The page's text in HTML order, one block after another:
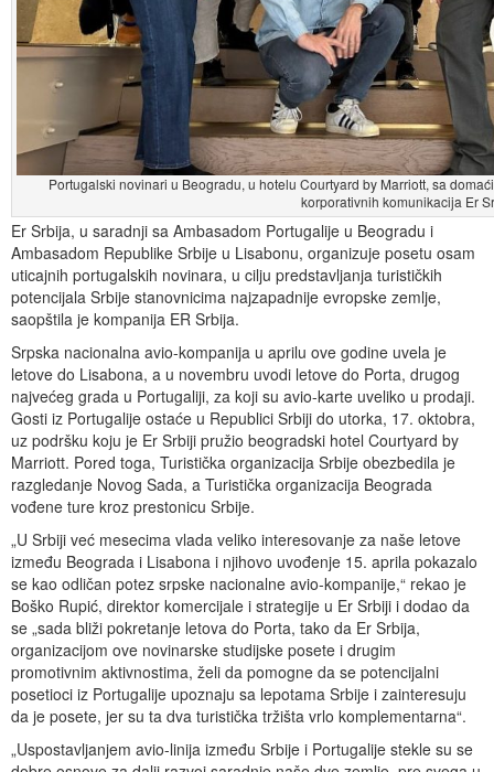
Portugalski novinari u Beogradu, u hotelu Courtyard by Marriott, sa
korporativnih komunikacija Er
Er Srbija, u saradnji sa Ambasadom Portugalije u Beogradu i
Ambasadom Republike Srbije u Lisabonu, organizuje posetu osam
uticajnih portugalskih novinara, u cilju predstavljanja turističkih
potencijala Srbije stanovnicima najzapadnije evropske zemlje,
saopštila je kompanija ER Srbija.
Srpska nacionalna avio-kompanija u aprilu ove godine uvela je
letove do Lisabona, a u novembru uvodi letove do Porta, drugog
najvećeg grada u Portugaliji, za koji su avio-karte uveliko u prodaji.
Gosti iz Portugalije ostaće u Republici Srbiji do utorka, 17. oktobra,
uz podršku koju je Er Srbiji pružio beogradski hotel Courtyard by
Marriott. Pored toga, Turistička organizacija Srbije obezbedila je
razgledanje Novog Sada, a Turistička organizacija Beograda
vođene ture kroz prestonicu Srbije.
„U Srbiji već mesecima vlada veliko interesovanje za naše letove
između Beograda i Lisabona i njihovo uvođenje 15. aprila pokazalo
se kao odličan potez srpske nacionalne avio-kompanije,“ rekao je
Boško Rupić, direktor komercijale i strategije u Er Srbiji i dodao da
se „sada bliži pokretanje letova do Porta, tako da Er Srbija,
organizacijom ove novinarske studijske posete i drugim
promotivnim aktivnostima, želi da pomogne da se potencijalni
posetioci iz Portugalije upoznaju sa lepotama Srbije i zainteresuju
da je posete, jer su ta dva turistička tržišta vrlo komplementarna“.
„Uspostavljanjem avio-linija između Srbije i Portugalije stekle su se